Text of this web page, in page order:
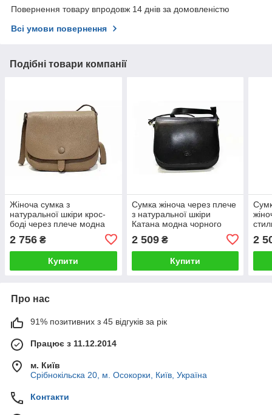
Повернення товару впродовж 14 днів за домовленістю
Всі умови повернення
Подібні товари компанії
Жіноча сумка з
натуральної шкіри крос-
боді через плече модна
2 756 ₴
Купити
Сумка жіноча через плече
з натуральної шкіри
Катана модна чорного
2 509₴
Купити
2
Про нас
91% позитивних з 45 відгуків за рік
Працює з 11.12.2014
м. Київ
Срібнокільска 20, м. Осокорки, Київ, Україна
Контакти